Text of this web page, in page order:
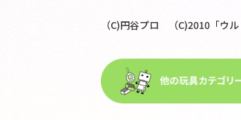
（C)円谷プロ （C)2010「ウ